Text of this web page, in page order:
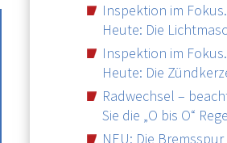
Inspektion im Fokus.
Heute: Die
Inspektion im Fokus.
Heute: Die
Radwechsel –
Sie die „O bis O“
NEU: Die Bremsspur